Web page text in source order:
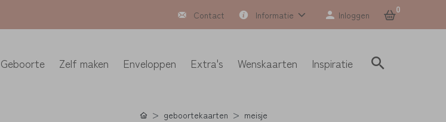
Contact Informatie Inloggen 0
Geboorte Zelf maken Enveloppen Extra's Wenskaarten Inspiratie
geboortekaarten meisje